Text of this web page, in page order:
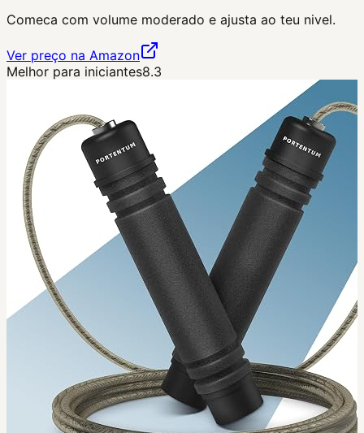
Comeca com volume moderado e ajusta ao teu nivel.
Ver preço na Amazon
Melhor para iniciantes8.3